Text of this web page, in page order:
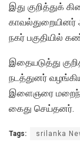
இது குறித்துக்
காவல்துறையினர்
நகர் பகுதியில்
இதையடுத்து
நடத்துனர்
இளைஞரை
கைது செய்தனர்.
Tags: srilanka